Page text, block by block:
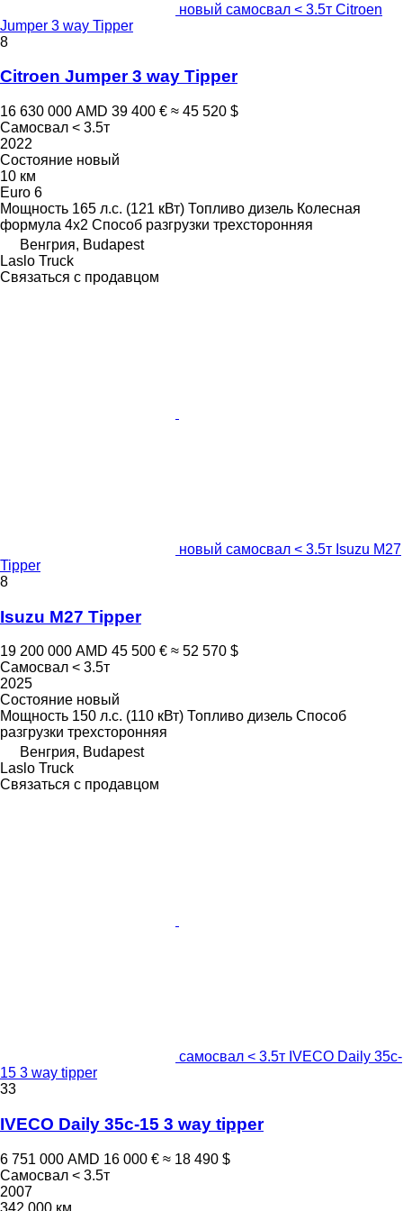
новый самосвал < 3.5т Citroen
Jumper 3 way Tipper
8
Citroen Jumper 3 way Tipper
16 630 000 AMD 39 400 € ≈ 45 520 $
Самосвал < 3.5т
2022
Состояние новый
10 км
Euro 6
Мощность 165 л.с. (121 кВт) Топливо дизель Колесная
формула 4x2 Способ разгрузки трехсторонняя
Венгрия, Budapest
Laslo Truck
Связаться с продавцом
новый самосвал < 3.5т Isuzu M27
Tipper
8
Isuzu M27 Tipper
19 200 000 AMD 45 500 € ≈ 52 570 $
Самосвал < 3.5т
2025
Состояние новый
Мощность 150 л.с. (110 кВт) Топливо дизель Способ
разгрузки трехсторонняя
Венгрия, Budapest
Laslo Truck
Связаться с продавцом
самосвал < 3.5т IVECO Daily 35c-
15 3 way tipper
33
IVECO Daily 35c-15 3 way tipper
6 751 000 AMD 16 000 € ≈ 18 490 $
Самосвал < 3.5т
2007
342 000 км